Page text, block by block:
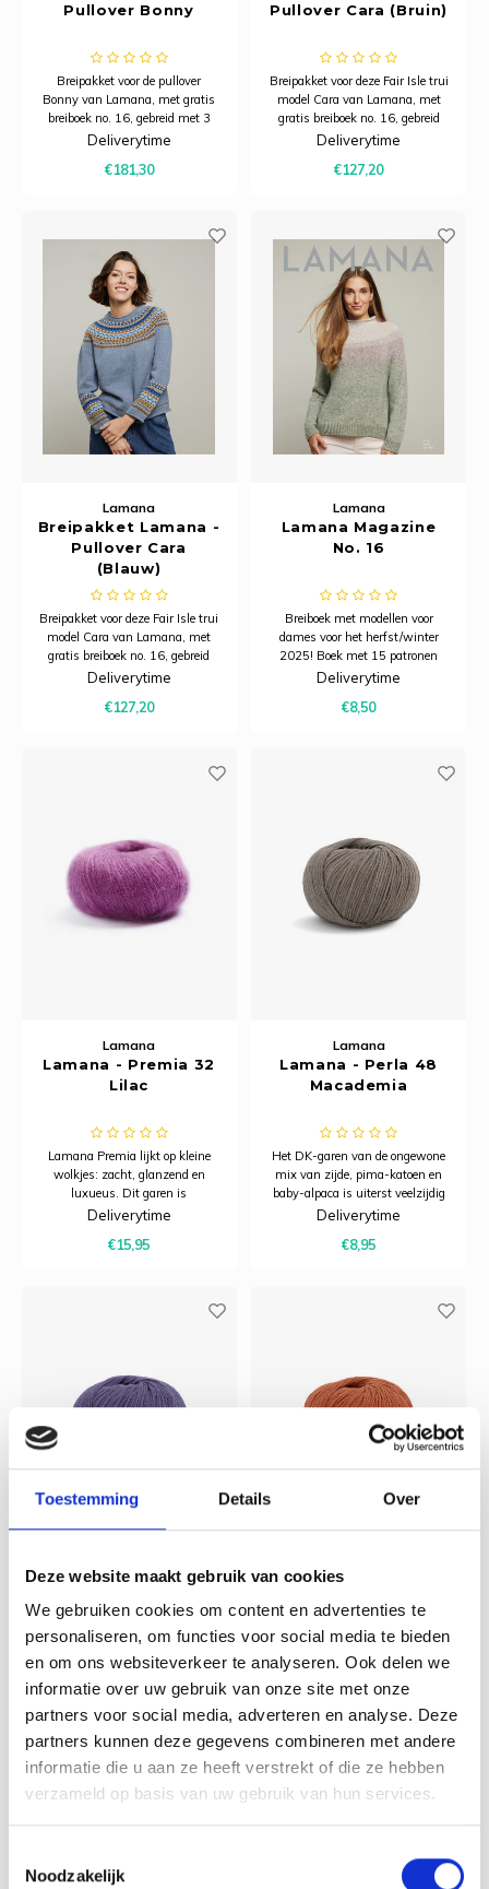
Toestemming Details Over
Deze website maakt gebruik van cookies
We gebruiken cookies om content en advertenties te
personaliseren, om functies voor social media te bieden
en om ons websiteverkeer te analyseren. Ook delen we
informatie over uw gebruik van onze site met onze
partners voor social media, adverteren en analyse. Deze
partners kunnen deze gegevens combineren met andere
informatie die u aan ze heeft verstrekt of die ze hebben
verzameld op basis van uw gebruik van hun services.
Noodzakelijk
Pullover Bonny
Breipakket voor de pullover
Bonny van Lamana, met gratis
breiboek no. 16, gebreid met 3
dubbele draden, te weten: Milano
draden/kleuren).
Deliverytime
€181,30
Pullover Cara (Bruin)
Breipakket voor deze Fair Isle trui
model Cara van Lamana, met
gratis breiboek no. 16, gebreid
met 9 kleuren Como.
Deliverytime
€127,20
Lamana
Breipakket Lamana -
Pullover Cara
(Blauw)
Breipakket voor deze Fair Isle trui
model Cara van Lamana, met
gratis breiboek no. 16, gebreid
met 9 kleuren Como.
Deliverytime
€127,20
Lamana
Lamana Magazine
No. 16
Breiboek met modellen voor
dames voor het herfst/winter
2025! Boek met 15 patronen
waarin o.a. de nieuwe
Como Cashmere worden
Deliverytime
€8,50
Lamana
Lamana - Premia 32
Lilac
Lamana Premia lijkt op kleine
wolkjes: zacht, glanzend en
luxueus. Dit garen is
samengesteld uit super kid
sterk en duurzaam is.
Deliverytime
€15,95
Lamana
Lamana - Perla 48
Macademia
Het DK-garen van de ongewone
mix van zijde, pima-katoen en
baby-alpaca is uiterst veelzijdig
en een ideale keuze voor het hele
een geweldige grip en een nobele
Deliverytime
€8,95
Lamana
Lamana - Perla 31
Het DK-garen van de ongewone
mix van zijde, pima-katoen en
en een ideale keuze voor het hele
jaar. Het wordt gekenmerkt door
een geweldige grip en een nobele
uitstraling met een lichte glans.
Deliverytime
Lamana
Lamana - Perla 25
Het DK-garen van de ongewone
mix van zijde, pima-katoen en
en een ideale keuze voor het hele
jaar. Het wordt gekenmerkt door
een geweldige grip en een nobele
uitstraling met een lichte glans.
Deliverytime